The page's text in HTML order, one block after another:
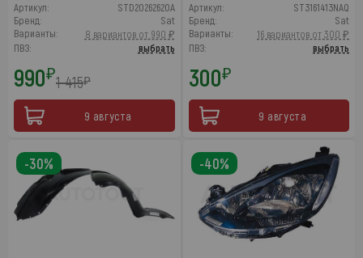
Артикул:
STD20262620A
Бренд:
Sat
Варианты:
8 вариантов от 990 ₽
ПВЗ:
выбрать
990₽1 415₽
9 августа
Артикул:
ST3161413NAQ
Бренд:
Sat
Варианты:
16 вариантов от 300 ₽
ПВЗ:
выбрать
300₽
9 августа
-30% -40%